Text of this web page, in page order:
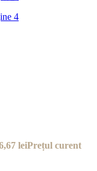
leiPrețul curent